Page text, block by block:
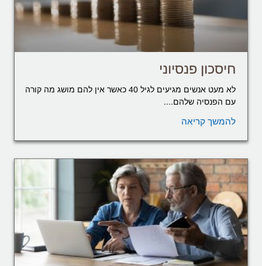
חיסכון פנסיוני
לא מעט אנשים מגיעים לגיל 40 כאשר אין להם מושג מה קורה
עם הפנסיה שלהם....
להמשך קריאה